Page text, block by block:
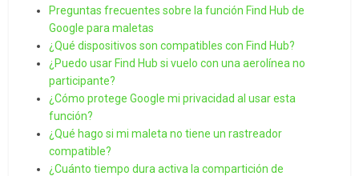
Preguntas frecuentes sobre la función Find Hub de
Google para maletas
¿Qué dispositivos son compatibles con Find Hub?
¿Puedo usar Find Hub si vuelo con una aerolínea no
participante?
¿Cómo protege Google mi privacidad al usar esta
función?
¿Qué hago si mi maleta no tiene un rastreador
compatible?
¿Cuánto tiempo dura activa la compartición de